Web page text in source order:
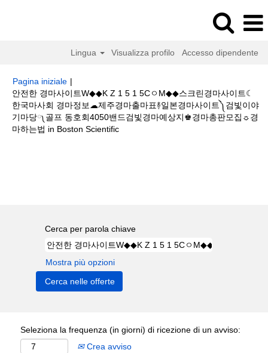
Lingua Visualizza profilo Accesso dipendente
Pagina iniziale |
안전한 경마사이트W◆◆K Z 1 5 1 5CㅇM◆◆스크린경마사이트☾
한국마사회 경마정보☁제주경마출마표࿈일본경마사이트༽검빛이야
기마당༾골프 동호회4050밴드검빛경마예상지♚경마총판모집☼경
마하는법 in Boston Scientific(pagina
Cerca per parola chiave
Mostra più opzioni
Seleziona la frequenza (in giorni) di ricezione di un avviso:
Crea avviso